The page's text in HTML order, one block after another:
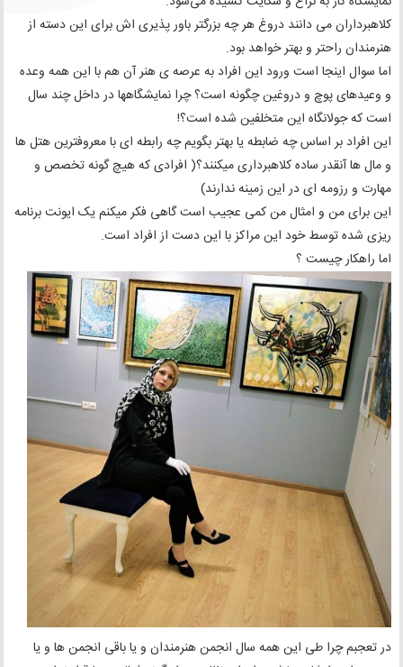
کلاهبرداران می دانند دروغ هر چه بزرگتر باور پذیری اش برای این دسته از
هنرمندان راحتر و بهتر خواهد بود.
اما سوال اینجا است ورود این افراد به عرصه ی هنر آن هم با این همه وعده
و وعیدهای پوچ و دروغین چگونه است؟ چرا نمایشگاهها در داخل چند سال
است که جولانگاه این متخلفین شده است؟!
این افراد بر اساس چه ضابطه یا بهتر بگویم چه رابطه ای با معروفترین هتل ها
و مال ها آنقدر ساده کلاهبرداری میکنند؟( افرادی که هیچ گونه تخصص و
مهارت و رزومه ای در این زمینه ندارند)
این برای من و امثال من کمی عجیب است گاهی فکر میکنم یک ایونت برنامه
ریزی شده توسط خود این مراکز با این دست از افراد است.
اما راهکار چیست ؟
در تعجبم چرا طی این همه سال انجمن هنرمندان و یا باقی انجمن ها و یا